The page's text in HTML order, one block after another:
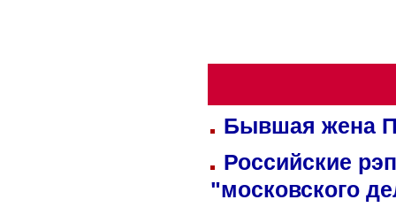
Бывшая жена
Российские
"московского